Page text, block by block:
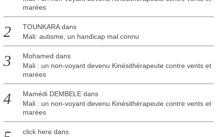
marées
TOUNKARAdans
Mali: autisme, un handicap mal connu
Mohamed dans
Mali : un non-voyant devenu Kinésithérapeute contre vents et
marées
Mamédi DEMBELEdans
Mali : un non-voyant devenu Kinésithérapeute contre vents et
marées
click here dans